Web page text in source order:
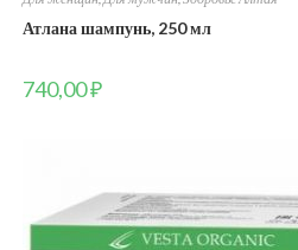
Атлана шампунь, 250 мл
740,00₽